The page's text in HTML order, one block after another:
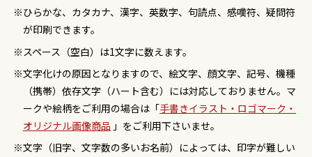
ひらかな、カタカナ、漢字、英数字、句読点、感嘆符、疑問符
が印刷できます。
スペース（空白）は1文字に数えます。
文字化けの原因となりますので、絵文字、顔文字、記号、機種
（携帯）依存文字（ハート含む）には対応しておりません。マ
ークや絵柄をご利用の場合は「手書きイラスト・ロゴマーク・
オリジナル画像商品 」をご利用下さいませ。
文字（旧字、文字数の多いお名前）によっては、印字が難しい